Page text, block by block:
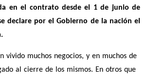
en el contrato desde el 1 de junio de
declare por el Gobierno de la nación el
vivido muchos negocios, y en muchos de
al cierre de los mismos. En otros que